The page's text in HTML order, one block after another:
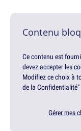
Contenu
Ce contenu est
devez accepter les
Modifiez ce choix à
de la
Gérer mes